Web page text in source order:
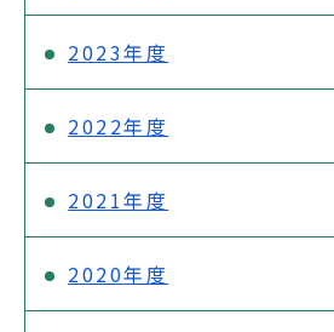
2023年度
2022年度
2021年度
2020年度